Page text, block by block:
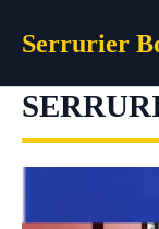
Serrurier